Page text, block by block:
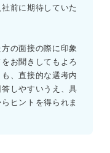
前に期待していた
の面接の際に印象
お聞きしてもよろ
、直接的な選考内
しやすいうえ、具
ヒントを得られま